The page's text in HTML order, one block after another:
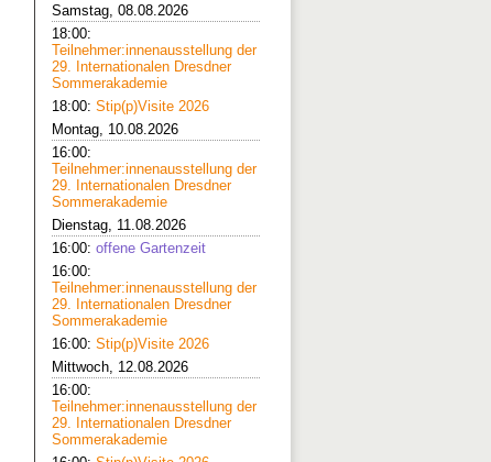
Samstag, 08.08.2026
18:00:
Teilnehmer:innenausstellung der
29. Internationalen Dresdner
Sommerakademie
18:00: Stip(p)Visite 2026
Montag, 10.08.2026
16:00:
Teilnehmer:innenausstellung der
29. Internationalen Dresdner
Sommerakademie
Dienstag, 11.08.2026
16:00: offene Gartenzeit
16:00:
Teilnehmer:innenausstellung der
29. Internationalen Dresdner
Sommerakademie
16:00: Stip(p)Visite 2026
Mittwoch, 12.08.2026
16:00:
Teilnehmer:innenausstellung der
29. Internationalen Dresdner
Sommerakademie